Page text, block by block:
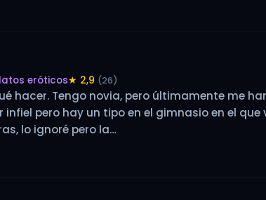
eróticos★ 2,9 (26)
hacer. Tengo novia, pero últimamente me
infiel pero hay un tipo en el gimnasio en el
lo ignoré pero la…